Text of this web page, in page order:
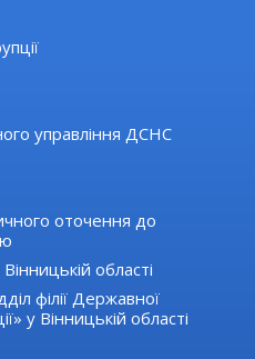
управління ДСНС
оточення до
області
філії Державної
у Вінницькій області